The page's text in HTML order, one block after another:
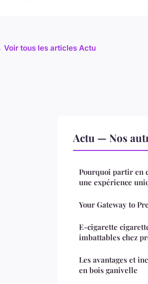
Voir tous les articles Actu
Actu — Nos
Pourquoi partir en
une expérience
Your Gateway to
E-cigarette
imbattables chez
Les avantages et
en bois ganivelle